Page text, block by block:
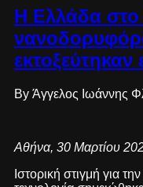
Η Ελλάδα στο
εκτοξεύτηκαν
By Άγγελος Ιωάννης
Αθήνα, 30 Μαρτίου
Ιστορική στιγμή για